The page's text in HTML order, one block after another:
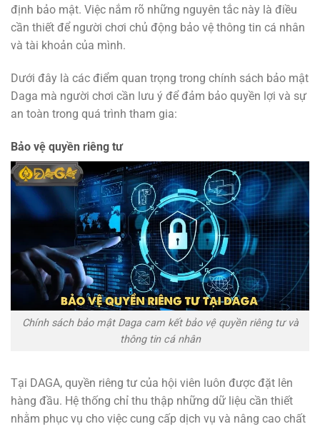
định bảo mật. Việc nắm rõ những nguyên tắc này là điều
cần thiết để người chơi chủ động bảo vệ thông tin cá nhân
và tài khoản của mình.
Dưới đây là các điểm quan trọng trong chính sách bảo mật
Daga mà người chơi cần lưu ý để đảm bảo quyền lợi và sự
an toàn trong quá trình tham gia:
Bảo vệ quyền riêng tư
Chính sách bảo mật Daga cam kết bảo vệ quyền riêng tư và
thông tin cá nhân
Tại DAGA, quyền riêng tư của hội viên luôn được đặt lên
hàng đầu. Hệ thống chỉ thu thập những dữ liệu cần thiết
nhằm phục vụ cho việc cung cấp dịch vụ và nâng cao chất